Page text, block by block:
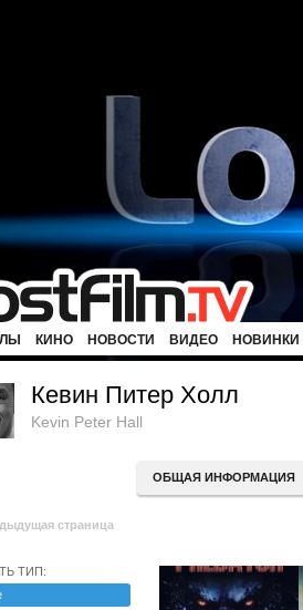
КИНО НОВОСТИ ВИДЕО НОВИНКИ
Кевин Питер Холл
Kevin Peter Hall
ОБЩАЯ ИНФОРМАЦИЯ
страница
ТИП: